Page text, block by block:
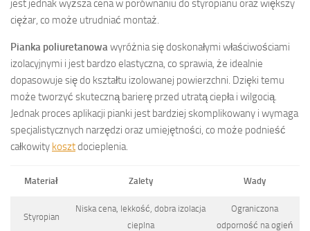
jest jednak wyższa cena w porównaniu do styropianu oraz większy
ciężar, co może utrudniać montaż.
Pianka poliuretanowawyróżnia się doskonałymi właściwościami
izolacyjnymi i jest bardzo elastyczna, co sprawia, że idealnie
dopasowuje się do kształtu izolowanej powierzchni. Dzięki temu
może tworzyć skuteczną barierę przed utratą ciepła i wilgocią.
Jednak proces aplikacji pianki jest bardziej skomplikowany i wymaga
specjalistycznych narzędzi oraz umiejętności, co może podnieść
całkowity kosztdocieplenia.
Materiał Zalety Wady
Styropian
Niska cena, lekkość, dobra izolacja
cieplna
Ograniczona
odporność na ogień